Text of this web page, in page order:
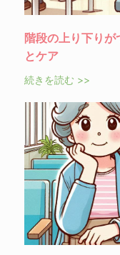
階段の上り下り
とケア
続きを読む >>